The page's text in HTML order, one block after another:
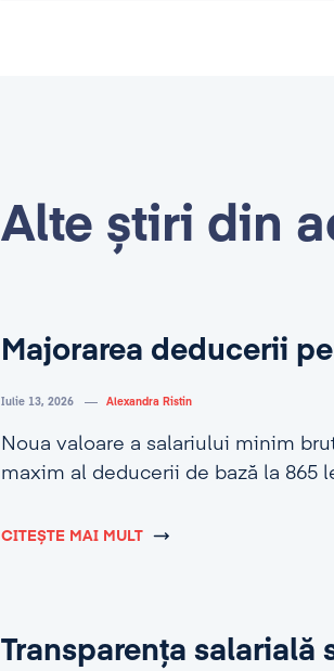
Alte știri din
Majorarea deducerii
Iulie 13, 2026 Alexandra Ristin
Noua valoare a salariului minim
maxim al deducerii de bază la 865
CITEȘTE MAI MULT
Transparența salarială